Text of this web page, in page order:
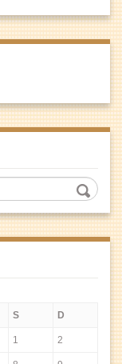
S D
1 2